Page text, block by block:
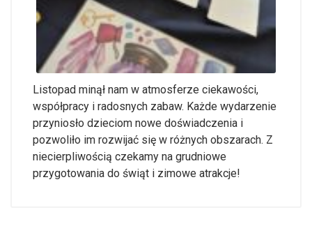
Listopad minął nam w atmosferze ciekawości,
współpracy i radosnych zabaw. Każde wydarzenie
przyniosło dzieciom nowe doświadczenia i
pozwoliło im rozwijać się w różnych obszarach. Z
niecierpliwością czekamy na grudniowe
przygotowania do świąt i zimowe atrakcje!